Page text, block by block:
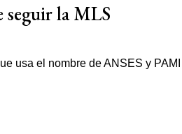
la MLS